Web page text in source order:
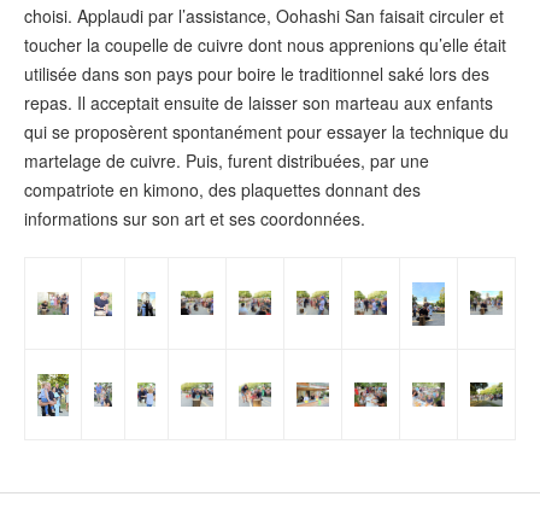
choisi. Applaudi par l’assistance, Oohashi San faisait circuler et
toucher la coupelle de cuivre dont nous apprenions qu’elle était
utilisée dans son pays pour boire le traditionnel saké lors des
repas. Il acceptait ensuite de laisser son marteau aux enfants
qui se proposèrent spontanément pour essayer la technique du
martelage de cuivre. Puis, furent distribuées, par une
compatriote en kimono, des plaquettes donnant des
informations sur son art et ses coordonnées.